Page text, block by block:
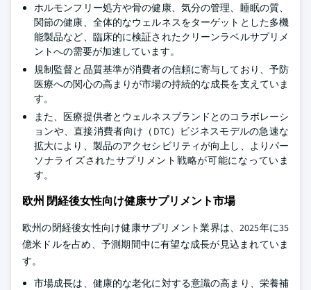
ホルモンフリー処方や骨の健康、気分の管理、睡眠の質、
関節の健康、全体的なウェルネスをターゲットとした多機
能製品など、臨床的に検証されたクリーンラベルサプリメ
ントへの需要が加速しています。
規制監督と品質基準が消費者の信頼に寄与しており、予防
医療への関心の高まりが市場の持続的な成長を支えていま
す。
また、医療提供者とウェルネスブランドとのコラボレーシ
ョンや、直接消費者向け（DTC）ビジネスモデルの急速な
拡大により、製品のアクセシビリティが向上し、よりパー
ソナライズされたサプリメント戦略が可能になっていま
す。
欧州 閉経後女性向け健康サプリメント市場
欧州の閉経後女性向け健康サプリメント業界は、2025年に35
億米ドルを占め、予測期間中に有望な成長が見込まれていま
す。
市場成長は、健康的な老化に対する意識の高まり、栄養補